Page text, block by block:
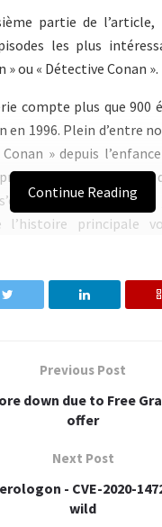
partie de l’article,
les plus
» ou « Détective Conan ».
compte plus que 900
en 1996. Plein d’entre
» depuis
un certain nombre
et on veut
l’histoire principale
« shinichi kudo
de tri.
cette liste d’épisodes
2
Continue Reading
Previous Post
down due to Free
offer
Next Post
- CVE-2020-
wild